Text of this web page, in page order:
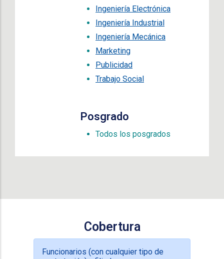
Ingeniería Electrónica
Ingeniería Industrial
Ingeniería Mecánica
Marketing
Publicidad
Trabajo Social
Posgrado
Todos los posgrados
Cobertura
Funcionarios (con cualquier tipo de